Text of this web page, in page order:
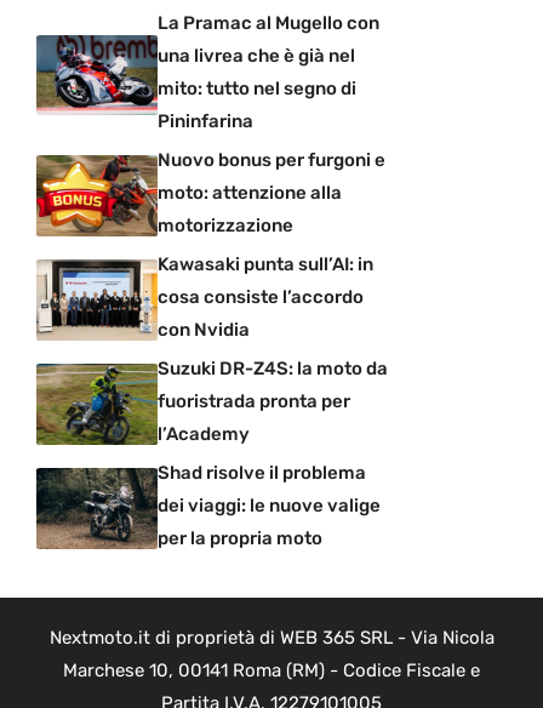
La Pramac al Mugello con
una livrea che è già nel
mito: tutto nel segno di
Pininfarina
Nuovo bonus per furgoni e
moto: attenzione alla
motorizzazione
Kawasaki punta sull’AI: in
cosa consiste l’accordo
con Nvidia
Suzuki DR-Z4S: la moto da
fuoristrada pronta per
l’Academy
Shad risolve il problema
dei viaggi: le nuove valige
per la propria moto
Nextmoto.it di proprietà di WEB 365 SRL - Via Nicola
Marchese 10, 00141 Roma (RM) - Codice Fiscale e
Partita I.V.A. 12279101005